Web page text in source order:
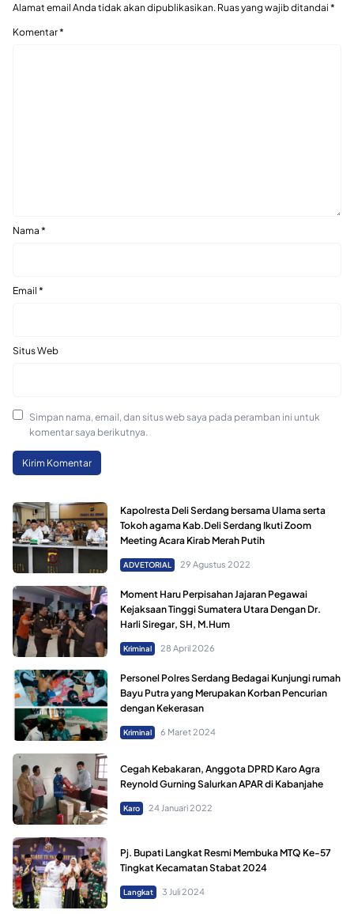
Alamat email Anda tidak akan dipublikasikan. Ruas yang wajib ditandai *
Komentar*
Nama *
Email *
Situs Web
Simpan nama, email, dan situs web saya pada peramban ini untuk
komentar saya berikutnya.
Kapolresta Deli Serdang bersama Ulama serta
Tokoh agama Kab.Deli Serdang Ikuti Zoom
Meeting Acara Kirab Merah Putih
ADVETORIAL 29 Agustus 2022
Moment Haru Perpisahan Jajaran Pegawai
Kejaksaan Tinggi Sumatera Utara Dengan Dr.
Harli Siregar, SH, M.Hum
Kriminal 28 April 2026
Personel Polres Serdang Bedagai Kunjungi rumah
Bayu Putra yang Merupakan Korban Pencurian
dengan Kekerasan
Kriminal 6 Maret 2024
Cegah Kebakaran, Anggota DPRD Karo Agra
Reynold Gurning Salurkan APAR di Kabanjahe
Karo 24 Januari 2022
Pj. Bupati Langkat Resmi Membuka MTQ Ke-57
Tingkat Kecamatan Stabat 2024
Langkat 3 Juli 2024